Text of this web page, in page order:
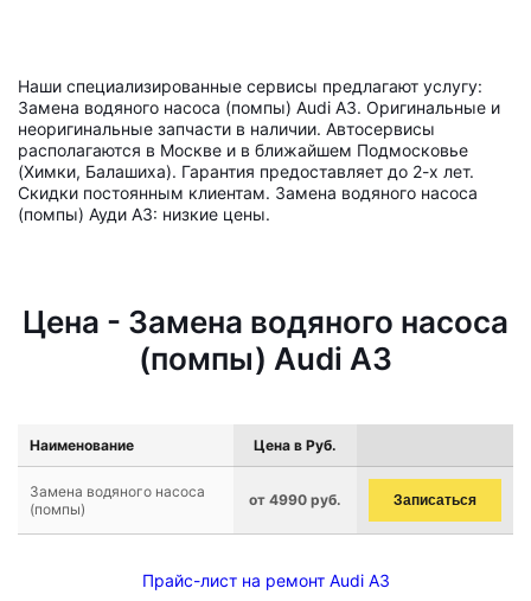
Наши специализированные сервисы предлагают услугу:
Замена водяного насоса (помпы) Audi A3. Оригинальные и
неоригинальные запчасти в наличии. Автосервисы
располагаются в Москве и в ближайшем Подмосковье
(Химки, Балашиха). Гарантия предоставляет до 2-х лет.
Скидки постоянным клиентам. Замена водяного насоса
(помпы) Ауди А3: низкие цены.
Цена - Замена водяного насоса
(помпы) Audi A3
Наименование Цена в Руб.
Замена водяного насоса
(помпы)
от 4990 руб. Записаться
Прайс-лист на ремонт Audi A3